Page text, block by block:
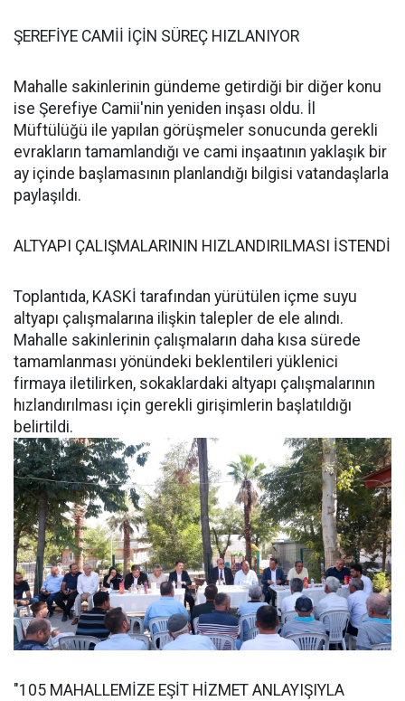
ŞEREFİYE CAMİİ İÇİN SÜREÇ HIZLANIYOR
Mahalle sakinlerinin gündeme getirdiği bir diğer konu
ise Şerefiye Camii'nin yeniden inşası oldu. İl
Müftülüğü ile yapılan görüşmeler sonucunda gerekli
evrakların tamamlandığı ve cami inşaatının yaklaşık bir
ay içinde başlamasının planlandığı bilgisi vatandaşlarla
paylaşıldı.
ALTYAPI ÇALIŞMALARININ HIZLANDIRILMASI İSTENDİ
Toplantıda, KASKİ tarafından yürütülen içme suyu
altyapı çalışmalarına ilişkin talepler de ele alındı.
Mahalle sakinlerinin çalışmaların daha kısa sürede
tamamlanması yönündeki beklentileri yüklenici
firmaya iletilirken, sokaklardaki altyapı çalışmalarının
hızlandırılması için gerekli girişimlerin başlatıldığı
belirtildi.
"105 MAHALLEMİZE EŞİT HİZMET ANLAYIŞIYLA